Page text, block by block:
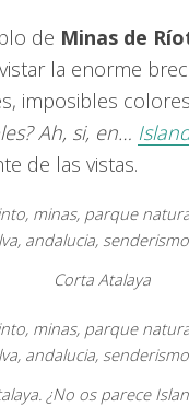
de Minas de
la enorme
imposibles
Ah, si, en…
de las vistas.
Corta Atalaya
¿No os parece